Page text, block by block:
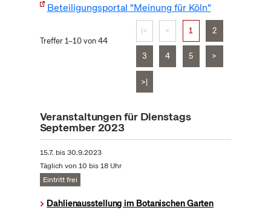
Beteiligungsportal "Meinung für Köln"
Treffer 1–10 von 44
|< < 1 2
3 4 5 >
>|
Veranstaltungen für Dienstags
September 2023
15.7. bis30.9.2023
Täglich von 10 bis 18 Uhr
Eintritt frei
Dahlienausstellung im Botanischen Garten